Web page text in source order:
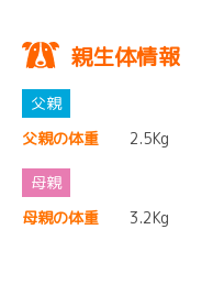
親生体情報
父親の体重 2.5Kg
母親の体重 3.2Kg